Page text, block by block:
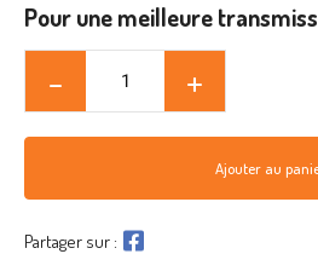
Pour une meilleure
Ajouter au
Partager sur :